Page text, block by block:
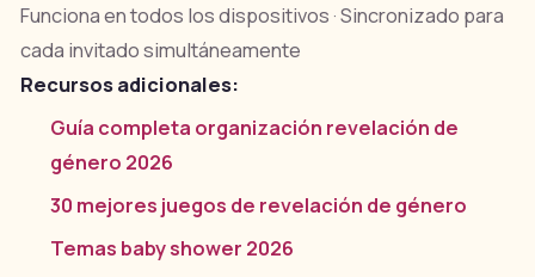
Funciona en todos los dispositivos · Sincronizado para
cada invitado simultáneamente
Recursos adicionales:
Guía completa organización revelación de
género 2026
30 mejores juegos de revelación de género
Temas baby shower 2026